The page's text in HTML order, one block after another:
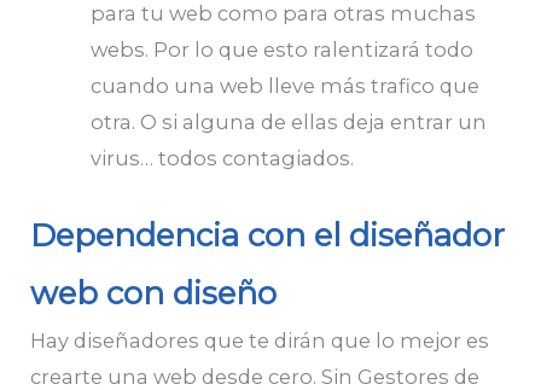
para tu web como para otras muchas
webs. Por lo que esto ralentizará todo
cuando una web lleve más trafico que
otra. O si alguna de ellas deja entrar un
virus… todos contagiados.
Dependencia con el diseñador
web con diseño
Hay diseñadores que te dirán que lo mejor es
crearte una web desde cero. Sin Gestores de